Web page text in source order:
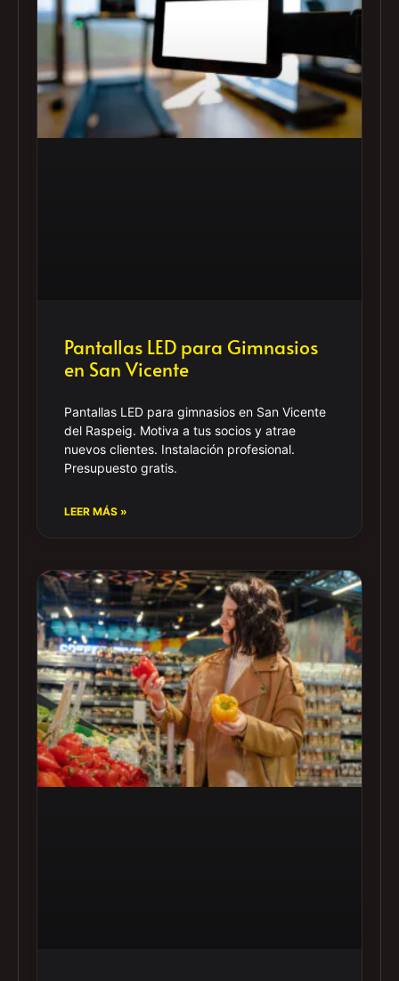
Pantallas LED para Gimnasios
en San Vicente
Pantallas LED para gimnasios en San Vicente
del Raspeig. Motiva a tus socios y atrae
nuevos clientes. Instalación profesional.
Presupuesto gratis.
LEER MÁS »